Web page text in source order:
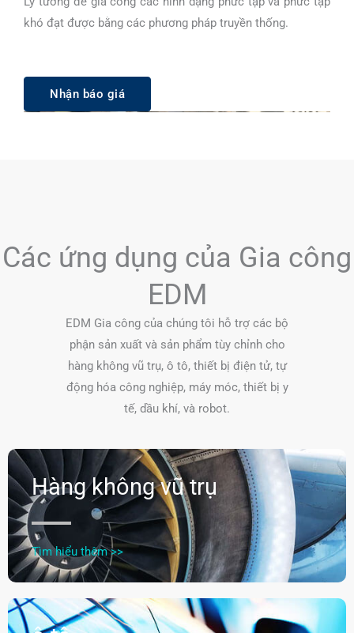
khó đạt được bằng các phương pháp truyền thống.
Nhận báo giá
Các ứng dụng của Gia công
EDM
EDM Gia công của chúng tôi hỗ trợ các bộ
phận sản xuất và sản phẩm tùy chỉnh cho
hàng không vũ trụ, ô tô, thiết bị điện tử, tự
động hóa công nghiệp, máy móc, thiết bị y
tế, dầu khí, và robot.
Hàng không vũ trụ
Tìm hiểu thêm >>